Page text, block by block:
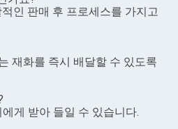
인 판매 후 프로세스를 가지고
재화를 즉시 배달할 수 있도록
게 받아 들일 수 있습니다.